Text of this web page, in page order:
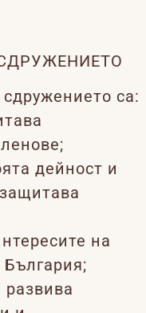
са:
дейност и
на